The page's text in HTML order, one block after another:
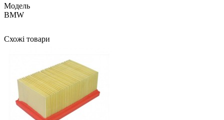
Модель
BMW
Схожі товари